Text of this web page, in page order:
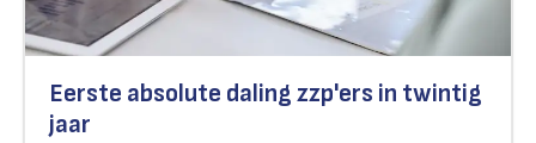
Eerste absolute daling zzp'ers in twintig
jaar